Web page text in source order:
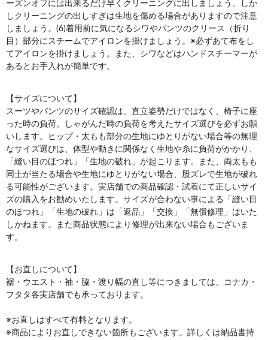
ーズンオフには出来るだけ早くクリーニングに出しましょう。しか
しクリーニングの出しすぎは生地を傷める場合がありますので注意
しましょう。(6)着用前に気になるシワやパンツのクリース（折り
目）部分にスチームでアイロンを掛けましょう。※必ずあて布をし
てアイロンを掛けましょう。また、シワなどはハンドスチーマーが
あるとお手入れが簡単です。
【サイズについて】
スーツやパンツのサイズ確認は、直立姿勢だけではなく、椅子に座
った時の負荷。しゃがんだ時の負荷を考えたサイズ選びを必ずお願
いします。ヒップ・太もも部分の生地にゆとりがない場合等の無理
なサイズ選びは、体型や動きに関係なく生地や糸に負荷がかかり、
「縫い目のほつれ」「生地の破れ」が起こります。また、両太もも
同士が当たる場合や生地にゆとりがない場合、股ズレで生地が破れ
る可能性がございます。実店舗での商品確認・試着にて正しいサイ
ズの購入をお勧めいたします。サイズが合わない事による「縫い目
のほつれ」「生地の破れ」は「返品」「交換」「無償修理」はいた
しかねます。また商品状態により修理が出来ない場合もございま
す。
【お直しについて】
裾・ウエスト・袖・脇・渡り幅の直し等につきましては、コナカ・
フタタ各実店舗でも承っております。
※お直しはすべて有料となります。
※商品によりお直しできない箇所もございます。詳しくは納品書持